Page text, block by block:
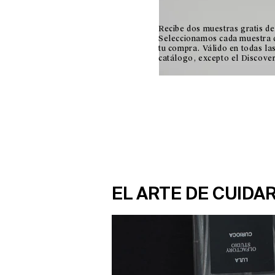
Recibe dos muestras gratis de
Seleccionamos cada
tu compra. Válido en todas
catálogo, excepto el
EL ARTE DE